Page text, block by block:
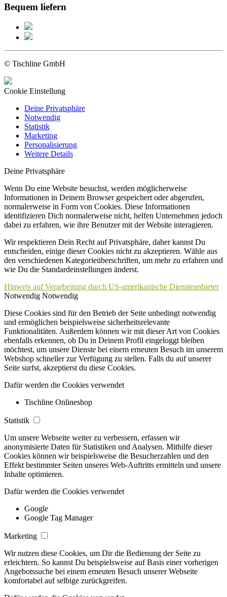
Bequem liefern
© Tischline GmbH
Cookie Einstellung
Deine Privatsphäre
Notwendig
Statistik
Marketing
Personalisierung
Weitere Details
Deine Privatsphäre
Wenn Du eine Website besuchst, werden möglicherweise
Informationen in Deinem Browser gespeichert oder abgerufen,
normalerweise in Form von Cookies. Diese Informationen
identifizieren Dich normalerweise nicht, helfen Unternehmen jedoch
dabei zu erfahren, wie ihre Benutzer mit der Website interagieren.
Wir respektieren Dein Recht auf Privatsphäre, daher kannst Du
entscheiden, einige dieser Cookies nicht zu akzeptieren. Wähle aus
den verschiedenen Kategorieüberschriften, um mehr zu erfahren und
wie Du die Standardeinstellungen änderst.
Hinweis auf Verarbeitung durch US-amerikanische Diensteanbieter
Notwendig Notwendig
Diese Cookies sind für den Betrieb der Seite unbedingt notwendig
und ermöglichen beispielsweise sicherheitsrelevante
Funktionalitäten. Außerdem können wir mit dieser Art von Cookies
ebenfalls erkennen, ob Du in Deinem Profil eingeloggt bleiben
möchtest, um unsere Dienste bei einem erneuten Besuch im unserem
Webshop schneller zur Verfügung zu stellen. Falls du auf unserer
Seite surfst, akzeptierst du diese Cookies.
Dafür werden die Cookies verwendet
Tischline Onlineshop
Statistik
Um unsere Webseite weiter zu verbessern, erfassen wir
anonymisierte Daten für Statistiken und Analysen. Mithilfe dieser
Cookies können wir beispielsweise die Besucherzahlen und den
Effekt bestimmter Seiten unseres Web-Auftritts ermitteln und unsere
Inhalte optimieren.
Dafür werden die Cookies verwendet
Google
Google Tag Manager
Marketing
Wir nutzen diese Cookies, um Dir die Bedienung der Seite zu
erleichtern. So kannst Du beispielsweise auf Basis einer vorherigen
Angebotssuche bei einem erneuten Besuch unserer Webseite
komfortabel auf selbige zurückgreifen.